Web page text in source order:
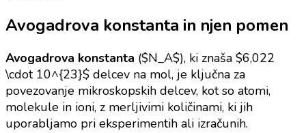
Avogadrova konstanta in njen pomen
Avogadrova konstanta ($N_A$), ki znaša $6,022
\cdot 10^{23}$ delcev na mol, je ključna za
povezovanje mikroskopskih delcev, kot so atomi,
molekule in ioni, z merljivimi količinami, ki jih
uporabljamo pri eksperimentih ali izračunih.